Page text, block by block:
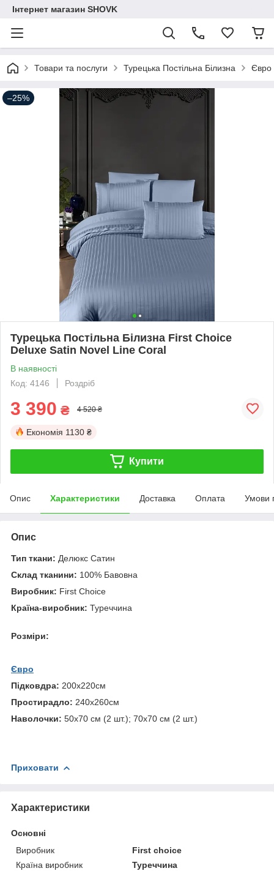
Інтернет магазин SHOVK
Товари та послуги Турецька Постільна Білизна Євро
–25%
Турецька Постільна Білизна First Choice
Deluxe Satin Novel Line Coral
В наявності
Код: 4146
Роздріб
3 390 ₴ 4 520 ₴
Економія 1130 ₴
Купити
Опис Характеристики Доставка Оплата Умови
Опис
Тип ткани: Делюкс Сатин
Склад тканини: 100% Бавовна
Виробник: First Choice
Країна-виробник: Туреччина
Розміри:
Євро
Підковдра: 200х220см
Простирадло: 240х260см
Наволочки: 50х70 см (2 шт.); 70х70 см (2 шт.)
Приховати
Характеристики
Основні
Виробник
First choice
Країна виробник
Туреччина